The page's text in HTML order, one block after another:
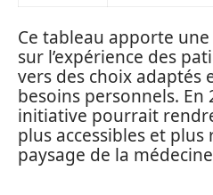
Ce tableau apporte une
sur l’expérience des
vers des choix adaptés
besoins personnels. En
initiative pourrait
plus accessibles et plus
paysage de la